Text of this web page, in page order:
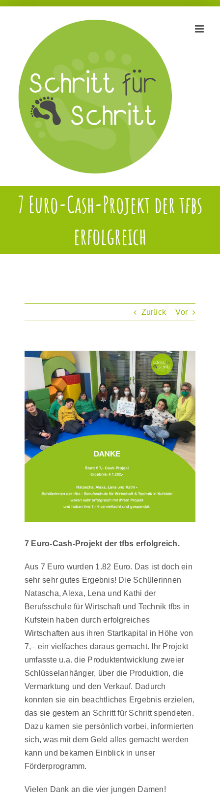
7 Euro-Cash-Projekt der tfbs
erfolgreich
Zurück Vor
Zeige
grösseres
7 Euro-Cash-Projekt der tfbs erfolgreich.
Aus 7 Euro wurden 1.82 Euro. Das ist doch ein
sehr sehr gutes Ergebnis! Die Schülerinnen
Natascha, Alexa, Lena und Kathi der
Berufsschule für Wirtschaft und Technik tfbs in
Kufstein haben durch erfolgreiches
Wirtschaften aus ihren Startkapital in Höhe von
7,– ein vielfaches daraus gemacht. Ihr Projekt
umfasste u.a. die Produktentwicklung zweier
Schlüsselanhänger, über die Produktion, die
Vermarktung und den Verkauf. Dadurch
konnten sie ein beachtliches Ergebnis erzielen,
das sie gestern an Schritt für Schritt spendeten.
Dazu kamen sie persönlich vorbei, informierten
sich, was mit dem Geld alles gemacht werden
kann und bekamen Einblick in unser
Förderprogramm.
Vielen Dank an die vier jungen Damen!